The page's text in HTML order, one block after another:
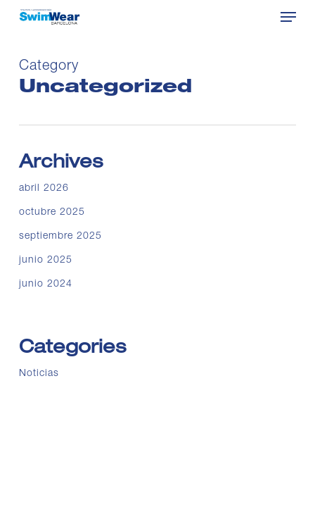
Skip
content
Menu
Category
Uncategorized
Archives
abril 2026
octubre 2025
septiembre 2025
junio 2025
junio 2024
Categories
Noticias